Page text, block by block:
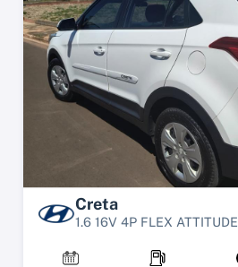
Creta
1.6 16V 4P FLEX ATTITUDE